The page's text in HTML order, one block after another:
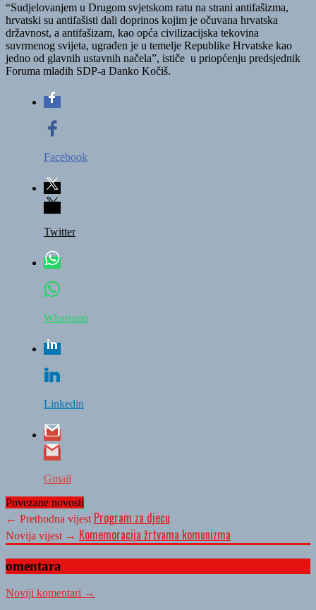
“Sudjelovanjem u Drugom svjetskom ratu na strani antifašizma,
hrvatski su antifašisti dali doprinos kojim je očuvana hrvatska
državnost, a antifašizam, kao opća civilizacijska tekovina
suvrmenog svijeta, ugrađen je u temelje Republike Hrvatske kao
jedno od glavnih ustavnih načela”, ističe u priopćenju predsjednik
Foruma mladih SDP-a Danko Kočiš.
Facebook
Twitter
Whatsapp
Linkedin
Gmail
Povezane novosti
← Prethodna vijest Program za djecu
Novija vijest → Komemoracija žrtvama komunizma
omentara
Noviji komentari →